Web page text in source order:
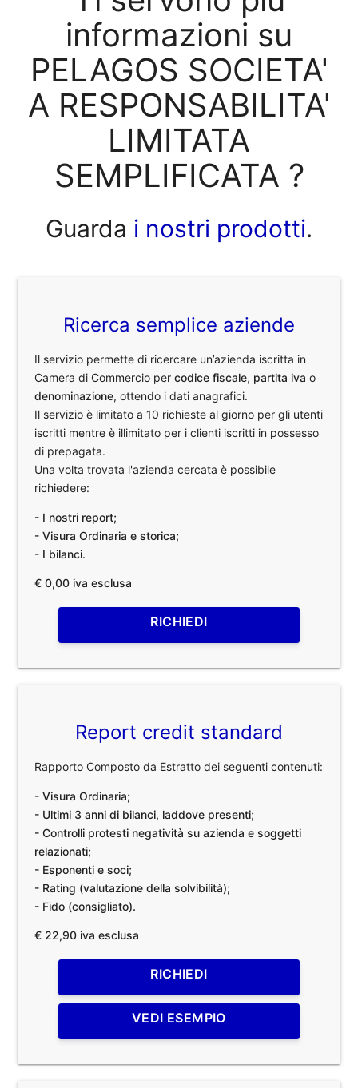
informazioni su
PELAGOS SOCIETA'
A RESPONSABILITA'
LIMITATA
SEMPLIFICATA ?
Guarda i nostri prodotti.
Ricerca semplice aziende
Il servizio permette di ricercare un’azienda iscritta in
Camera di Commercio percodice fiscale, partita iva o
denominazione, ottendo i dati anagrafici.
Il servizio è limitato a 10 richieste al giorno per gli utenti
iscritti mentre è illimitato per i clienti iscritti in possesso
di prepagata.
Una volta trovata l'azienda cercata è possibile
richiedere:
- I nostri report;
- Visura Ordinaria e storica;
- I bilanci.
€ 0,00 iva esclusa
RICHIEDI
Report credit standard
Rapporto Composto da Estratto dei seguenti contenuti:
- Visura Ordinaria;
- Ultimi 3 anni di bilanci, laddove presenti;
- Controlli protesti negatività su azienda e soggetti
relazionati;
- Esponenti e soci;
- Rating (valutazione della solvibilità);
- Fido (consigliato).
€ 22,90 iva esclusa
RICHIEDI
VEDI ESEMPIO